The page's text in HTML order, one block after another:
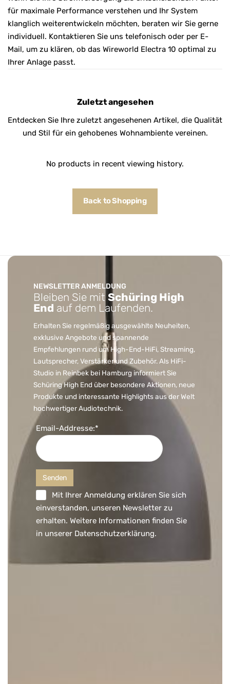
für maximale Performance verstehen und Ihr System
klanglich weiterentwickeln möchten, beraten wir Sie gerne
individuell. Kontaktieren Sie uns telefonisch oder per E-
Mail, um zu klären, ob das Wireworld Electra 10 optimal zu
Ihrer Anlage passt.
Zuletzt angesehen
Entdecken Sie Ihre zuletzt angesehenen Artikel, die Qualität
und Stil für ein gehobenes Wohnambiente vereinen.
No products in recent viewing history.
Back to Shopping
NEWSLETTER ANMELDUNG
Bleiben Sie mit Schüring High
End auf dem Laufenden.
Erhalten Sie regelmäßig ausgewählte Neuheiten,
exklusive Angebote und spannende
Empfehlungen rund um High-End-HiFi, Streaming,
Lautsprecher, Verstärker und Zubehör. Als HiFi-
Studio in Reinbek bei Hamburg informiert Sie
Schüring High End über besondere Aktionen, neue
Produkte und interessante Highlights aus der Welt
hochwertiger Audiotechnik.
Email-Addresse:*
Mit Ihrer Anmeldung erklären Sie sich
einverstanden, unseren Newsletter zu
erhalten. Weitere Informationen finden Sie
in unserer Datenschutzerklärung.